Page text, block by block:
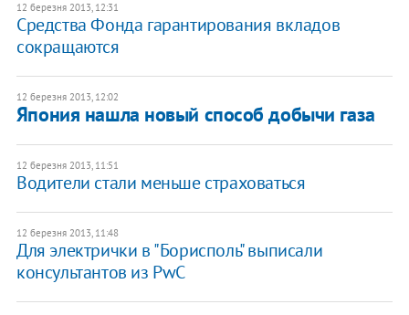
12 березня 2013, 12:31
Средства Фонда гарантирования вкладов
сокращаются
12 березня 2013, 12:02
Япония нашла новый способ добычи газа
12 березня 2013, 11:51
Водители стали меньше страховаться
12 березня 2013, 11:48
Для электрички в "Борисполь" выписали
консультантов из PwC